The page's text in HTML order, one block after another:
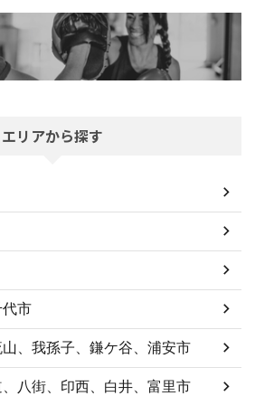
エリアから探す
市
、我孫子、鎌ケ谷、浦安市
八街、印西、白井、富里市